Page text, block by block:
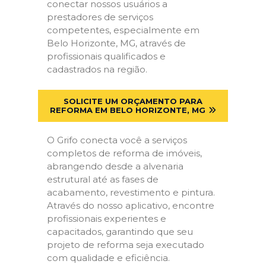
conectar nossos usuários a
prestadores de serviços
competentes, especialmente em
Belo Horizonte, MG, através de
profissionais qualificados e
cadastrados na região.
SOLICITE UM ORÇAMENTO PARA
REFORMA EM BELO HORIZONTE, MG
O Grifo conecta você a serviços
completos de reforma de imóveis,
abrangendo desde a alvenaria
estrutural até as fases de
acabamento, revestimento e pintura.
Através do nosso aplicativo, encontre
profissionais experientes e
capacitados, garantindo que seu
projeto de reforma seja executado
com qualidade e eficiência.